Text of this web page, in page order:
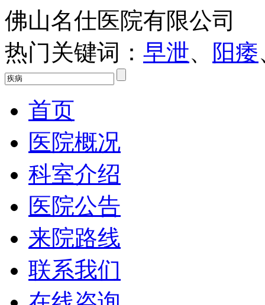
佛山名仕医院有限公司
热门关键词： 早泄、 阳痿
首页
医院概况
科室介绍
医院公告
来院路线
联系我们